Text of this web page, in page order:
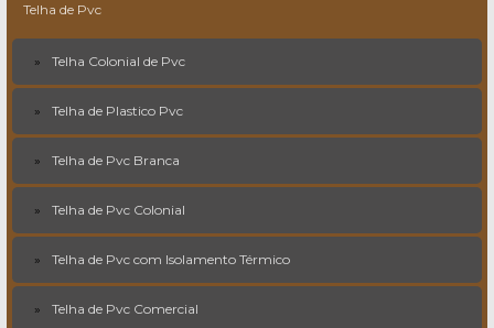
Telha de Pvc
Telha Colonial de Pvc
Telha de Plastico Pvc
Telha de Pvc Branca
Telha de Pvc Colonial
Telha de Pvc com Isolamento Térmico
Telha de Pvc Comercial